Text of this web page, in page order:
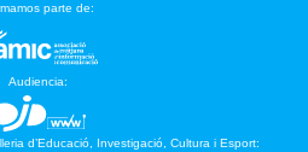
parte de:
Audiencia:
d’Educació, Investigació, Cultura i Esport: